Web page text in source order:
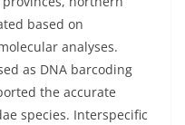
based on
analyses.
as DNA barcoding
the accurate
species. Interspecific